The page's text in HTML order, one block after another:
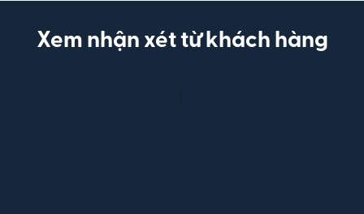
Xem nhận xét từ khách hàng